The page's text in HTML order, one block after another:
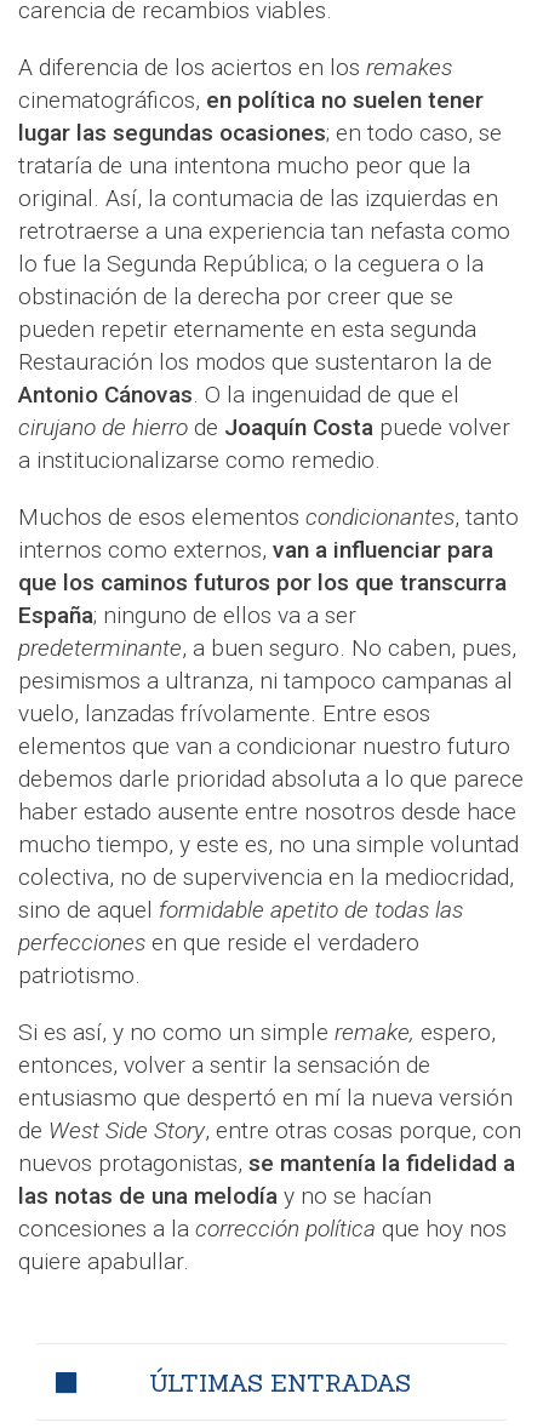
carencia de recambios viables.
A diferencia de los aciertos en los remakes
cinematográficos, en política no suelen tener
lugar las segundas ocasiones; en todo caso, se
trataría de una intentona mucho peor que la
original. Así, la contumacia de las izquierdas en
retrotraerse a una experiencia tan nefasta como
lo fue la Segunda República; o la ceguera o la
obstinación de la derecha por creer que se
pueden repetir eternamente en esta segunda
Restauración los modos que sustentaron la de
Antonio Cánovas. O la ingenuidad de que el
cirujano de hierro de Joaquín Costa puede volver
a institucionalizarse como remedio.
Muchos de esos elementos condicionantes, tanto
internos como externos, van a influenciar para
que los caminos futuros por los que transcurra
España; ninguno de ellos va a ser
predeterminante, a buen seguro. No caben, pues,
pesimismos a ultranza, ni tampoco campanas al
vuelo, lanzadas frívolamente. Entre esos
elementos que van a condicionar nuestro futuro
debemos darle prioridad absoluta a lo que parece
haber estado ausente entre nosotros desde hace
mucho tiempo, y este es, no una simple voluntad
colectiva, no de supervivencia en la mediocridad,
sino de aquel formidable apetito de todas las
perfecciones en que reside el verdadero
patriotismo.
Si es así, y no como un simple remake, espero,
entonces, volver a sentir la sensación de
entusiasmo que despertó en mí la nueva versión
de West Side Story, entre otras cosas porque, con
nuevos protagonistas, se mantenía la fidelidad a
las notas de una melodía y no se hacían
concesiones a la corrección política que hoy nos
quiere apabullar.
ÚLTIMAS ENTRADAS